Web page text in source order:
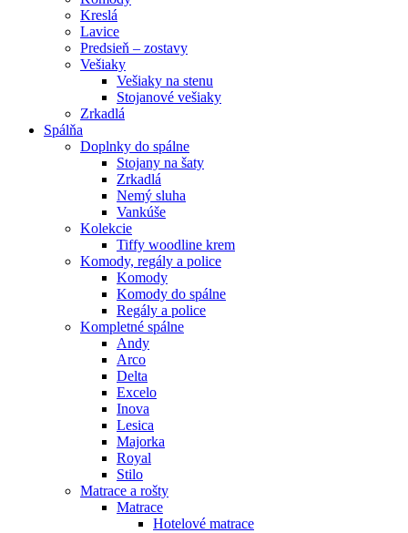
Kreslá
Lavice
Predsieň – zostavy
Vešiaky
Vešiaky na stenu
Stojanové vešiaky
Zrkadlá
Spálňa
Doplnky do spálne
Stojany na šaty
Zrkadlá
Nemý sluha
Vankúše
Kolekcie
Tiffy woodline krem
Komody, regály a police
Komody
Komody do spálne
Regály a police
Kompletné spálne
Andy
Arco
Delta
Excelo
Inova
Lesica
Majorka
Royal
Stilo
Matrace a rošty
Matrace
Hotelové matrace